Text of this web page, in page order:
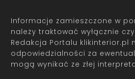
Informacje zamieszczone w
należy traktować wyłącznie
Redakcja Portalu klikinterior.pl
odpowiedzialności za
mogą wynikać ze złej